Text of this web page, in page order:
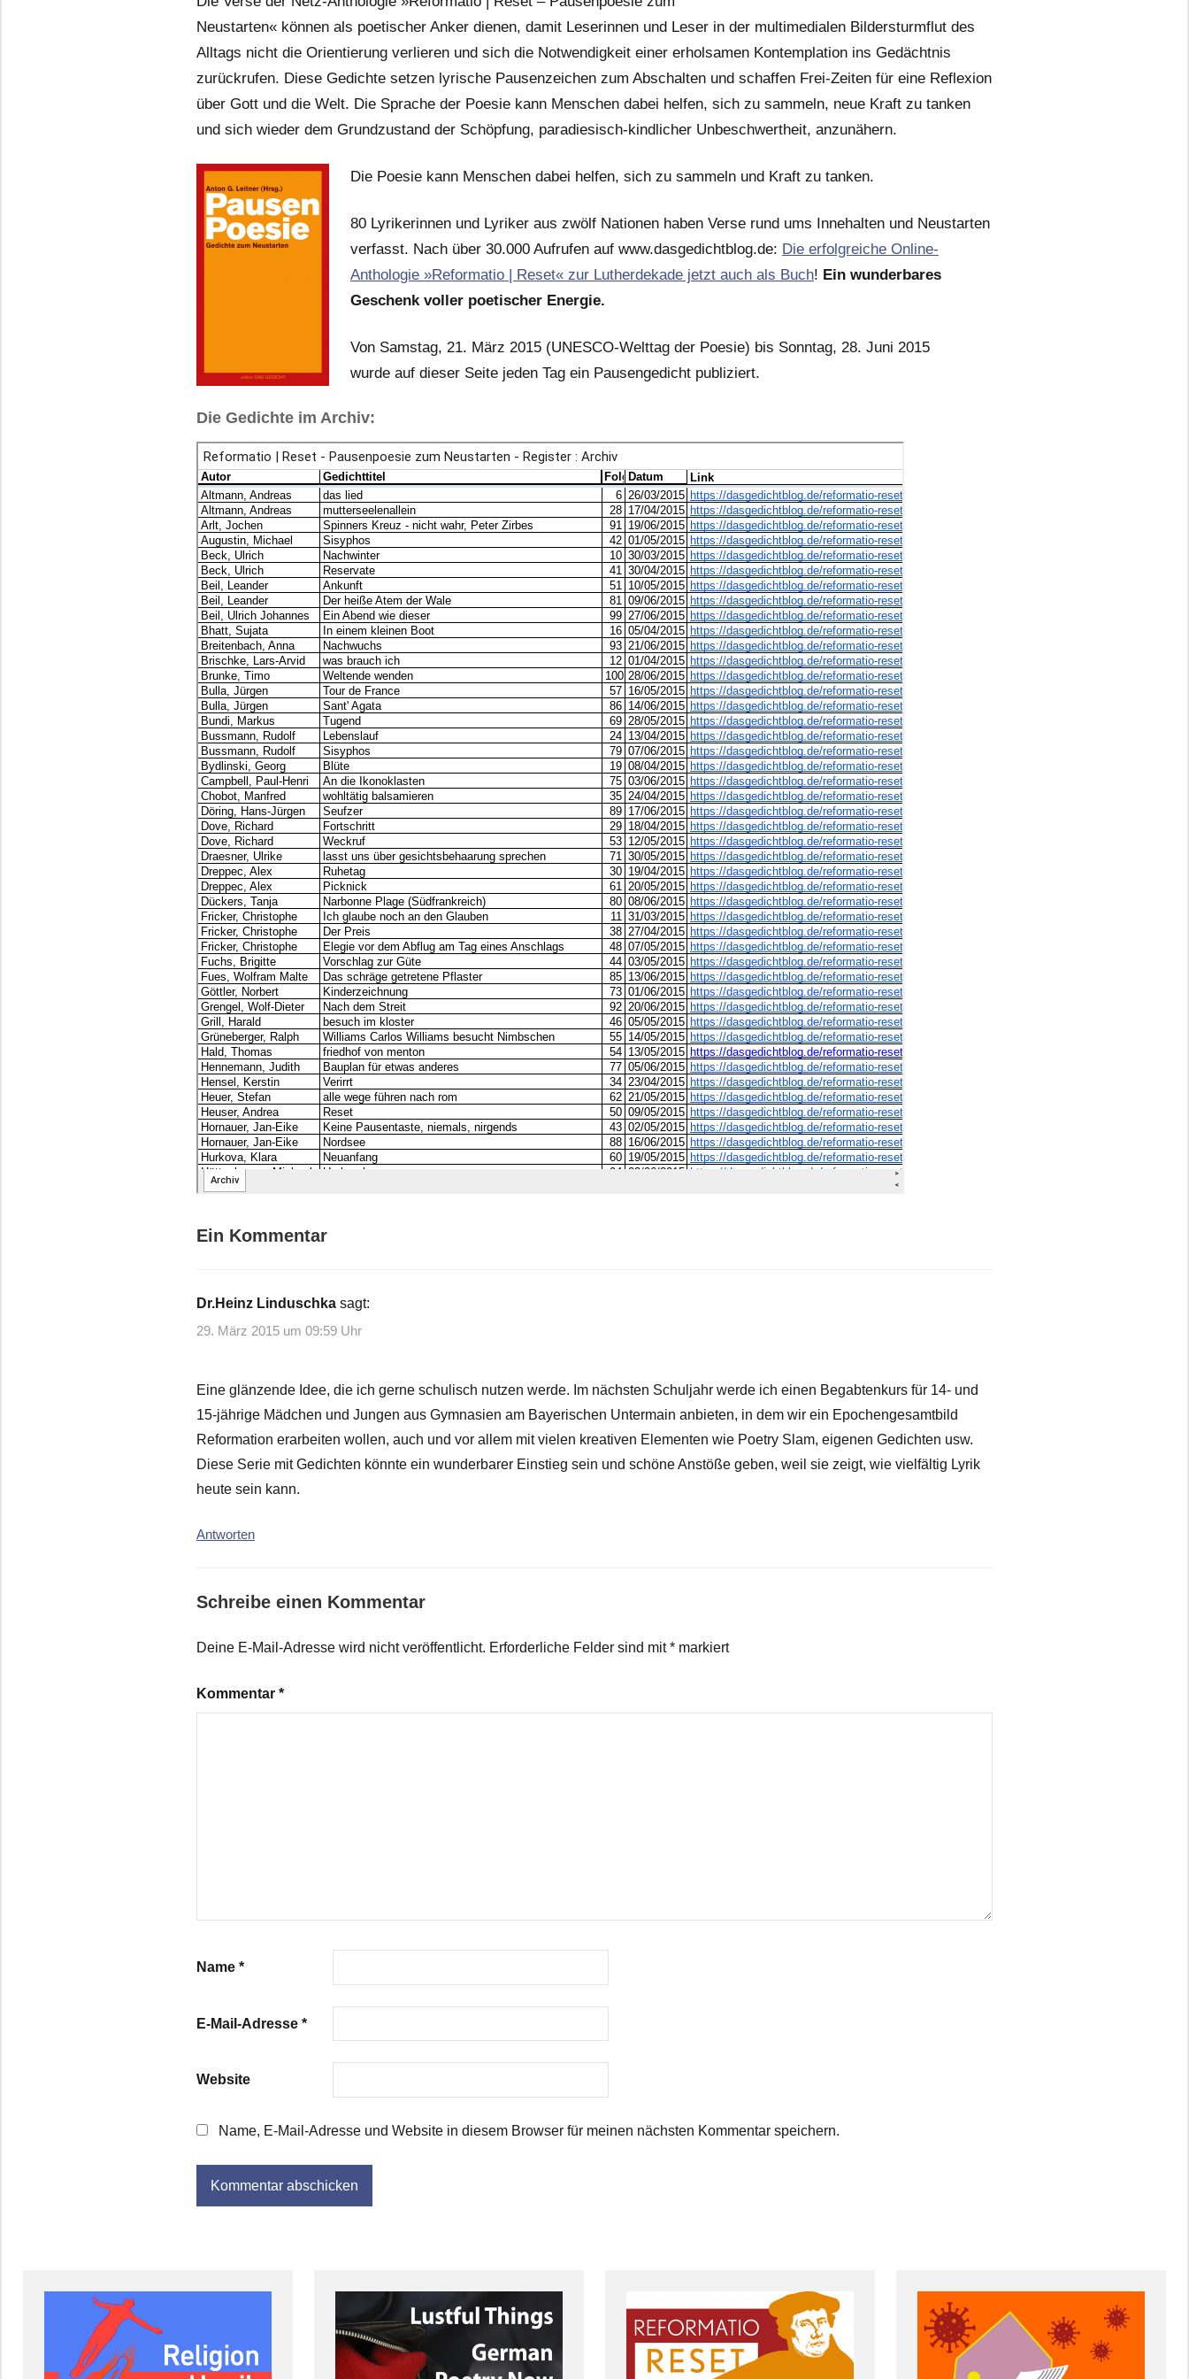
Neustarten« können als poetischer Anker dienen, damit Leserinnen und Leser in der multimedialen Bildersturmflut des
Alltags nicht die Orientierung verlieren und sich die Notwendigkeit einer erholsamen Kontemplation ins Gedächtnis
zurückrufen. Diese Gedichte setzen lyrische Pausenzeichen zum Abschalten und schaffen Frei-Zeiten für eine Reflexion
über Gott und die Welt. Die Sprache der Poesie kann Menschen dabei helfen, sich zu sammeln, neue Kraft zu tanken
und sich wieder dem Grundzustand der Schöpfung, paradiesisch-kindlicher Unbeschwertheit, anzunähern.
Die Poesie kann Menschen dabei helfen, sich zu sammeln und Kraft zu tanken.
80 Lyrikerinnen und Lyriker aus zwölf Nationen haben Verse rund ums Innehalten und Neustarten
verfasst. Nach über 30.000 Aufrufen auf www.dasgedichtblog.de: Die erfolgreiche Online-
Anthologie »Reformatio | Reset« zur Lutherdekade jetzt auch als Buch! Ein wunderbares
Geschenk voller poetischer Energie.
Von Samstag, 21. März 2015 (UNESCO-Welttag der Poesie) bis Sonntag, 28. Juni 2015
wurde auf dieser Seite jeden Tag ein Pausengedicht publiziert.
Die Gedichte im Archiv:
Ein Kommentar
Dr.Heinz Linduschka sagt:
29. März 2015 um 09:59 Uhr
Eine glänzende Idee, die ich gerne schulisch nutzen werde. Im nächsten Schuljahr werde ich einen Begabtenkurs für 14- und
15-jährige Mädchen und Jungen aus Gymnasien am Bayerischen Untermain anbieten, in dem wir ein Epochengesamtbild
Reformation erarbeiten wollen, auch und vor allem mit vielen kreativen Elementen wie Poetry Slam, eigenen Gedichten usw.
Diese Serie mit Gedichten könnte ein wunderbarer Einstieg sein und schöne Anstöße geben, weil sie zeigt, wie vielfältig Lyrik
heute sein kann.
Antworten
Schreibe einen Kommentar
Deine E-Mail-Adresse wird nicht veröffentlicht. Erforderliche Felder sind mit* markiert
Kommentar *
Name *
E-Mail-Adresse *
Website
Name, E-Mail-Adresse und Website in diesem Browser für meinen nächsten Kommentar speichern.